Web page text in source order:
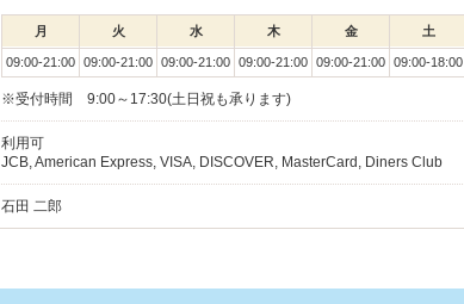
月 火 水 木 金 土
09:00-21:00 09:00-21:00 09:00-21:00 09:00-21:00 09:00-21:00 09:00-18:00
※受付時間 9:00～17:30(土日祝も承ります)
利用可
JCB, American Express, VISA, DISCOVER, MasterCard, Diners Club
石田 二郎